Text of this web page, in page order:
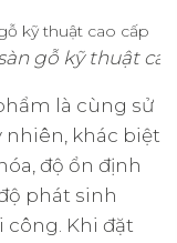
gỗ kỹ thuật
là cùng sử
nhiên, khác biệt
độ ổn định
phát sinh
Khi đặt